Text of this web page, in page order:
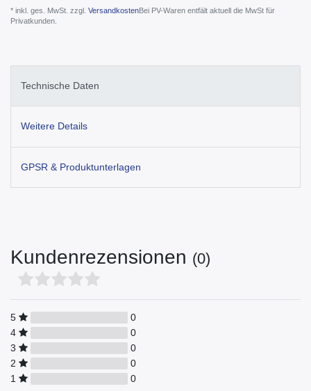
* inkl. ges. MwSt. zzgl. VersandkostenBei PV-Waren entfält aktuell die MwSt für
Privatkunden.
Technische Daten
Weitere Details
GPSR & Produktunterlagen
Kundenrezensionen (0)
5
0
4
0
3
0
2
0
1
0